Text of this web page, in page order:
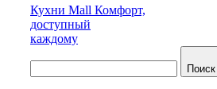
Кухни Mall Комфорт,
доступный
каждому
Поиск